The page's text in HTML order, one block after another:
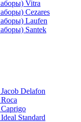
Vitra
Cezares
Laufen
Santek
Delafon
Standard